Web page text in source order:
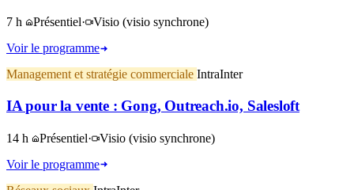
7 h Présentiel· Visio (visio synchrone)
Voir le programme
Management et stratégie commerciale IntraInter
IA pour la vente : Gong, Outreach.io, Salesloft
14 h Présentiel· Visio (visio synchrone)
Voir le programme